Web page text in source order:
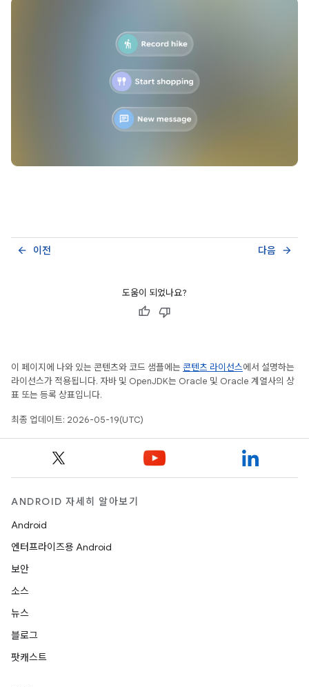
이전
arrow_back 다음 arrow_forward
도움이 되었나요?
이 페이지에 나와 있는 콘텐츠와 코드 샘플에는 콘텐츠 라이선스에서 설명하는
라이선스가 적용됩니다. 자바 및 OpenJDK는 Oracle 및 Oracle 계열사의 상
표 또는 등록 상표입니다.
최종 업데이트: 2026-05-19(UTC)
ANDROID 자세히 알아보기
Android
엔터프라이즈용 Android
보안
소스
뉴스
블로그
팟캐스트